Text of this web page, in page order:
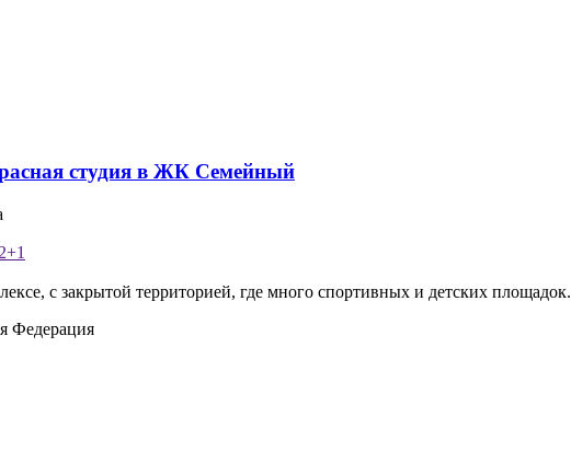
2+1
с закрытой территорией, где много спортивных и детских площадок.
Федерация